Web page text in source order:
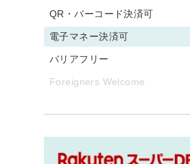
QR・バーコード決済可
電子マネー決済可
バリアフリー
Foreigners Welcome